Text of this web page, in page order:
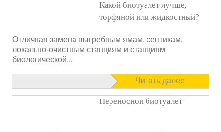
Какой биотуалет лучше,
торфяной или жидкостный?
Отличная замена выгребным ямам, септикам,
локально-очистным станциям и станциям
биологической...
Читать далее
Переносной биотуалет